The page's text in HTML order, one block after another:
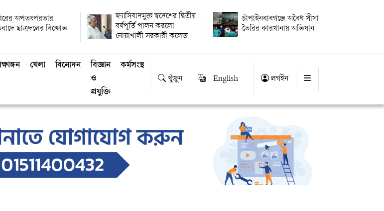
অপতৎপরতার
ছাত্রদলের বিক্ষোভ
ফ্যাসিবাদমুক্ত স্বদেশের দ্বিতীয়
বর্ষপূর্তি পালন করলো
নোয়াখালী সরকারী কলেজ
চাঁপাইনবাবগঞ্জে অবৈধ সীসা
তৈরির কারখানায় অভিযান
খেলা বিনোদন
বিজ্ঞান
ও
প্রযুক্তি
কর্মসংস্থান
খুঁজুন English লগইন